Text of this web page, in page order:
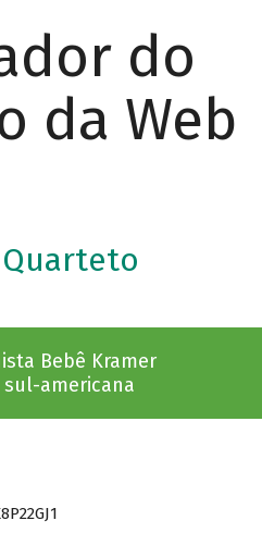
do
da Web
Bebê Kramer
americana